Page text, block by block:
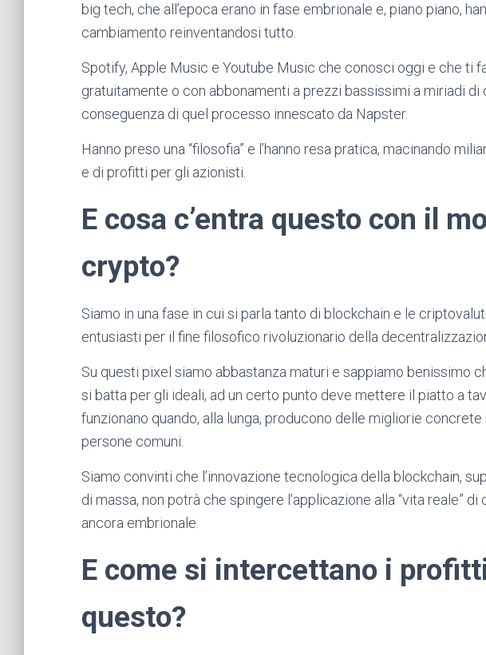
big tech, che all’epoca erano in fase embrionale e, piano piano,
cambiamento reinventandosi tutto.
Spotify, Apple Music e Youtube Music che conosci oggi e che ti
gratuitamente o con abbonamenti a prezzi bassissimi a miriadi di
conseguenza di quel processo innescato da Napster.
Hanno preso una “filosofia” e l’hanno resa pratica, macinando
e di profitti per gli azionisti.
E cosa c’entra questo con il
crypto?
Siamo in una fase in cui si parla tanto di blockchain e le
entusiasti per il fine filosofico rivoluzionario della
Su questi pixel siamo abbastanza maturi e sappiamo benissimo
si batta per gli ideali, ad un certo punto deve mettere il piatto a
funzionano quando, alla lunga, producono delle migliorie
persone comuni.
Siamo convinti che l’innovazione tecnologica della blockchain,
di massa, non potrà che spingere l’applicazione alla “vita reale”
ancora embrionale.
E come si intercettano i
questo?